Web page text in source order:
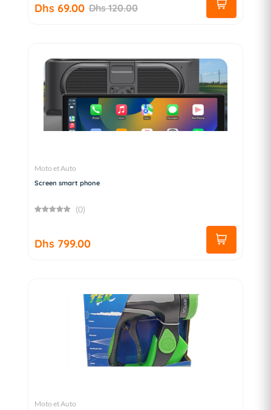
Dhs 69.00 Dhs 120.00
Moto et Auto
Screen smart phone
(0)
Dhs 799.00
Moto et Auto